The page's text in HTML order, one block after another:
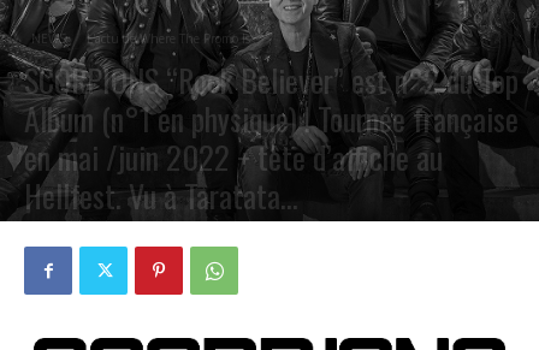
NEWS L'actu de Where The Promo Is
SCORPIONS “Rock Believer” est n°2 du Top
Album (n°1 en physique) ! Tournée française
en mai /juin 2022 + tête d’affiche au
Hellfest. Vu à Taratata…